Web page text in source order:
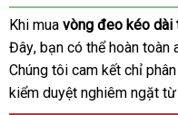
thanh
lý
Khi mua vòng đeo kéo dài
Đâychính
hãng
, bạn Thái
Lan
có thể hoàn toàn
Chúng tôi cam kết chỉ
kiểm duyệt nghiêm ngặt từ